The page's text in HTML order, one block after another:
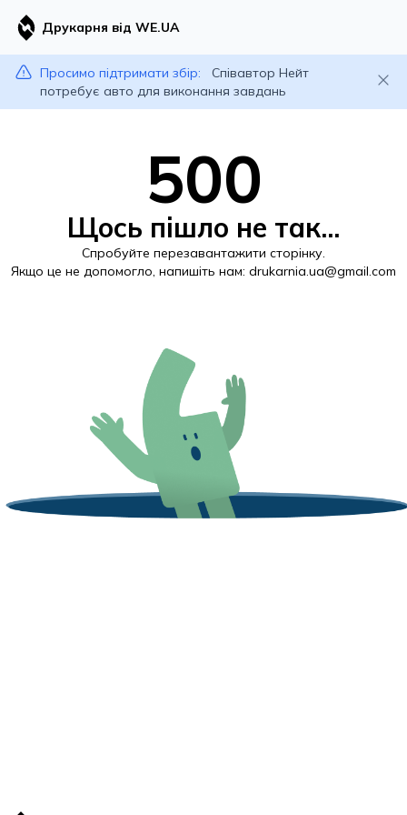
Друкарня від WE.UA
Просимо підтримати збір:
Співавтор Нейт
потребує авто для виконання завдань
500
Щось пішло не так...
Спробуйте перезавантажити сторінку.
Якщо це не допомогло, напишіть нам: drukarnia.ua@gmail.com